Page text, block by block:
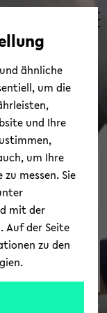
© Clara Wrede
ähnliche
um die
und Ihre
um Ihre
messen. Sie
mit der
Auf der Seite
zu den